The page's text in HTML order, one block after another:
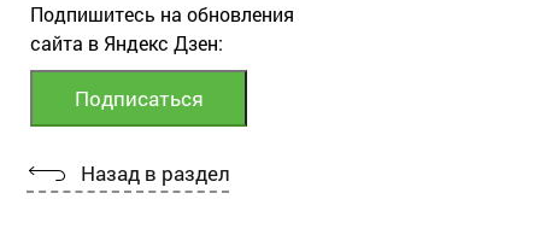
Подпишитесь на обновления
сайта в Яндекс Дзен:
Назад в раздел